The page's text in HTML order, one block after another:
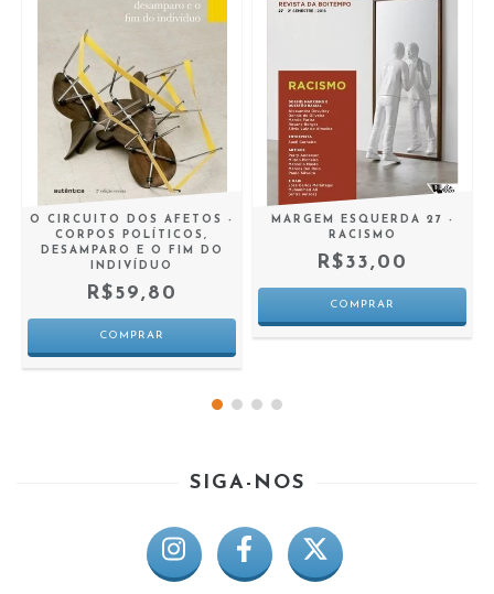
O CIRCUITO DOS AFETOS -
CORPOS POLÍTICOS,
DESAMPARO E O FIM DO
INDIVÍDUO
R$59,80
MARGEM ESQUERDA 27 -
RACISMO
R$33,00
SIGA-NOS